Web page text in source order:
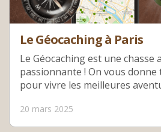
Le Géocaching à Paris
Le Géocaching est une
passionnante ! On vous donne
pour vivre les meilleures
20 mars 2025